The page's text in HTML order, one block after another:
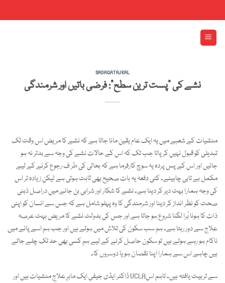
to
SADAQATAJKAL
نشے کی “پست ترین سطح”: فرضی باتیں اور شرمندگی
منشیات کے شعبے میں یہ ایک عام یقین مانا جاتا ہے کہ نشے کا مریض اس وقت تک
تبدیلی کو قبول نہیں کر پاتا جب تک کہ اس کے حالات نشے کی وجہ سے بدتر نہ ہو
جائیں اور اس کے پس پردہ یہ سوچ کارفرما ہے کہ بحالی کی طر ف رجوع کرنے کے لیے
مکمل بے تابی چاہیئے۔ کئی دفعہ یہ بات صحیح بھی ثابت ہوتی ہے لیکن زیادہ تر اس
کی وجہ ہمارا بہت دیر کر دینا ہے۔ نشے کا شکار اور شرابی بن جانے میں دراصل ذہنی
صحت کو نظر انداز کر دینا اور شرمندگی کا وہ پہلو شامل ہے کہ جس سے انسان کو اپنی
ذات کا ہونا بُرا لگنا شروع ہو جاتا ہے اور جس کی بدولت نشے کا مریض بہت عرصہ
علاج سے دور رہتا ہے۔ ہم سب سکون کی تلاش میں ہوتے ہیں اور جب ہم اسے پانے میں
ناکام ہو رہے ہوتے ہیں تو سکون حاصل کرنے کے لیے ہم کسی بھی حد تک چلے جاتے
ہیں چاہے اس سے ہمارا اپنا نقصان ہو یا دوسروں کا۔
ڈاکٹر ایڈی جیفی ایک ماہرِ علاجِ منشیات ہیں اور UCLAسے تربیت یافتہ ہیں۔ تاہم اس